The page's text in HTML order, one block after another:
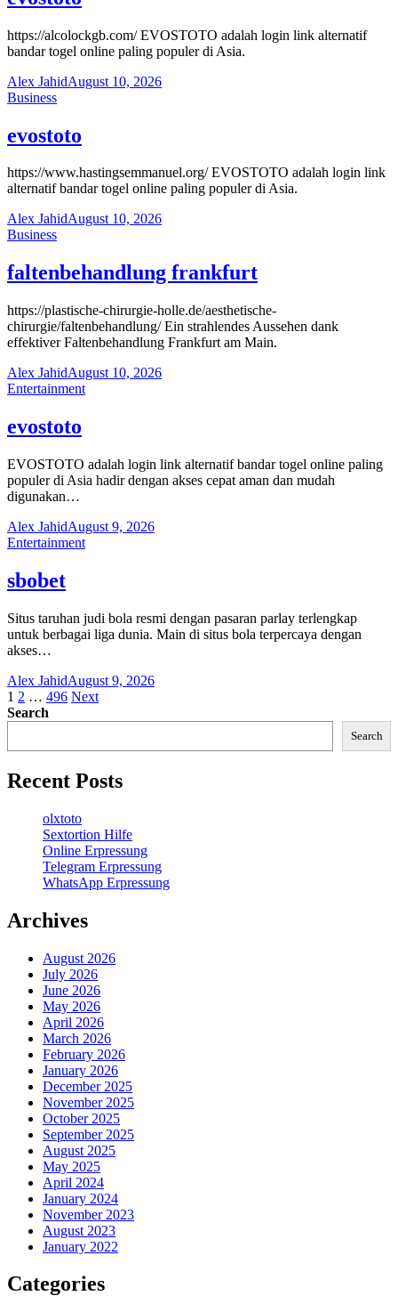
https://alcolockgb.com/ EVOSTOTO adalah login link alternatif
bandar togel online paling populer di Asia.
Alex JahidAugust 10, 2026
Business
evostoto
https://www.hastingsemmanuel.org/ EVOSTOTO adalah login link
alternatif bandar togel online paling populer di Asia.
Alex JahidAugust 10, 2026
Business
faltenbehandlung frankfurt
https://plastische-chirurgie-holle.de/aesthetische-
chirurgie/faltenbehandlung/ Ein strahlendes Aussehen dank
effektiver Faltenbehandlung Frankfurt am Main.
Alex JahidAugust 10, 2026
Entertainment
evostoto
EVOSTOTO adalah login link alternatif bandar togel online paling
populer di Asia hadir dengan akses cepat aman dan mudah
digunakan…
Alex JahidAugust 9, 2026
Entertainment
sbobet
Situs taruhan judi bola resmi dengan pasaran parlay terlengkap
untuk berbagai liga dunia. Main di situs bola terpercaya dengan
akses…
Alex JahidAugust 9, 2026
Posts
pagination
1 2 … 496 Next
Search
Search
Recent Posts
olxtoto
Sextortion Hilfe
Online Erpressung
Telegram Erpressung
WhatsApp Erpressung
Archives
August 2026
July 2026
June 2026
May 2026
April 2026
March 2026
February 2026
January 2026
December 2025
November 2025
October 2025
September 2025
August 2025
May 2025
April 2024
January 2024
November 2023
August 2023
January 2022
Categories